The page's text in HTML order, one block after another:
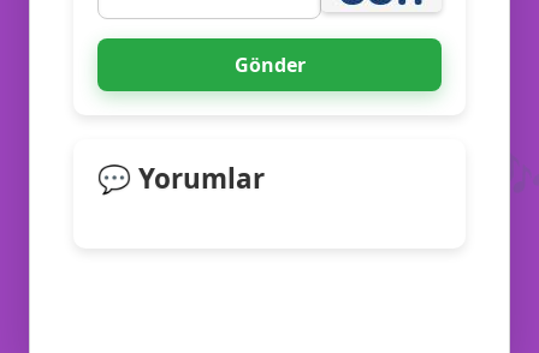
Gönder
💬 Yorumlar